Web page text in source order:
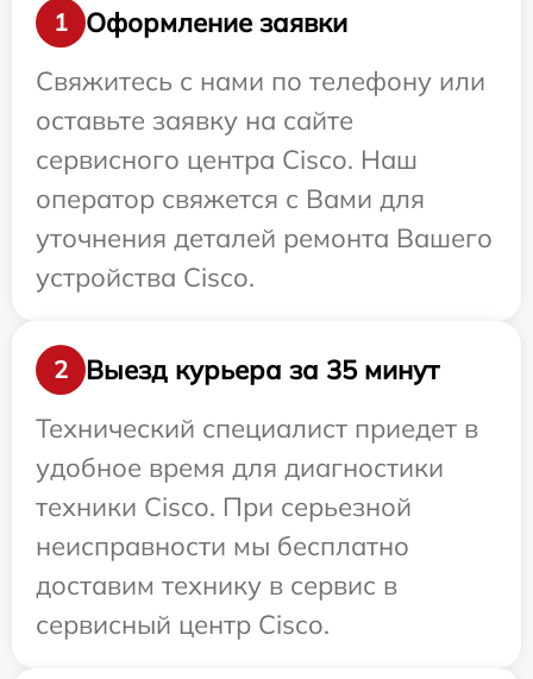
1
Оформление заявки
Свяжитесь с нами по телефону или
оставьте заявку на сайте
сервисного центра Cisco. Наш
оператор свяжется с Вами для
уточнения деталей ремонта Вашего
устройства Cisco.
2
Выезд курьера за 35 минут
Технический специалист приедет в
удобное время для диагностики
техники Cisco. При серьезной
неисправности мы бесплатно
доставим технику в сервис в
сервисный центр Cisco.